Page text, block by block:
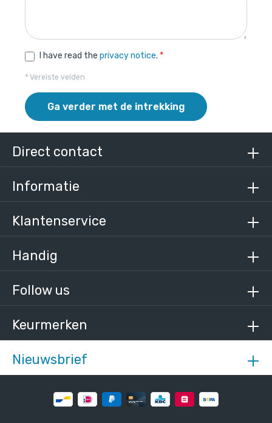
I have read the privacy notice. *
* Vereiste velden
Ga verder met de intrekking
Nieuwsbrief
Follow us
Keurmerken
Direct contact
Informatie
Klantenservice
Handig